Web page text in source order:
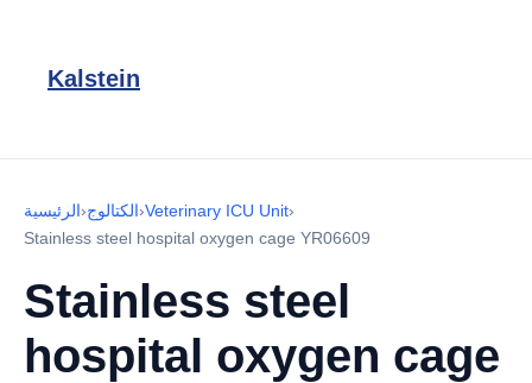
Kalstein
الرئيسية›الكتالوج›Veterinary ICU Unit›
Stainless steel hospital oxygen cage YR06609
Stainless steel
hospital oxygen cage